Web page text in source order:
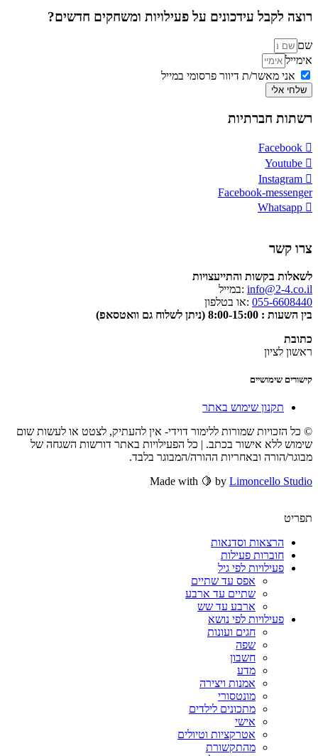
רוצה לקבל עידכונים על פעילויות ומשחקים חדשים?
שם
אימייל
אני מאשר/ת דיוור פרסומי במייל
שלחי אלי
רשתות חברתיות
Facebook
Youtube
Instagram
Facebook-messenger
Whatsapp
צרו קשר
לשאלות בקשות והתייעצויות
info@2-4.co.il :במייל
055-6608440 :או בטלפון
בין השעות : 8:00-15:00 (ניתן לשלוח גם וואטסאפ)
כתובת
ראשון לציון
קישורים שימושיים
תקנון שימוש באתר
© כל הזכויות שמורות ללימור דוידי- אין להעתיק, לצטט או לעשות שום
שימוש ללא אישור בכתב. | כל הפעילויות באתר דורשות השגחה של
מבוגר/הורה ובאחריות ההורה/המבוגר בלבד.
Made with 🍋 by Limoncello Studio
תפריט
הרצאות וסדנאות
חוברות פעילות
פעילויות לפי גיל
אפס עד שתיים
שתיים עד ארבע
ארבע עד שש
פעילויות לפי נושא
חגים ועונות
שפה
חשבון
מדע
אמנות ויצירה
מונטסורי
מתכונים לילדים
אישי
אטרקציות וטיולים
מהתקשורת